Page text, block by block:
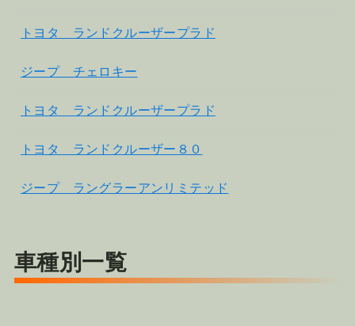
トヨタ ランドクルーザープラド
ジープ チェロキー
トヨタ ランドクルーザープラド
トヨタ ランドクルーザー８０
ジープ ラングラーアンリミテッド
車種別一覧